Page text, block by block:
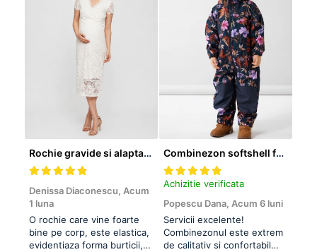
Rochie gravide si alaptare pentru cununia civila Mivana Crossover
Denissa Diaconescu, Acum
1 luna
O rochie care vine foarte
bine pe corp, este elastica,
evidentiaza forma burticii,
Combinezon softshell fete - Name It Autumn Flower
Achizitie verificata
Popescu Dana, Acum 6 luni
Servicii excelente!
Combinezonul este extrem
de calitativ si confortabil